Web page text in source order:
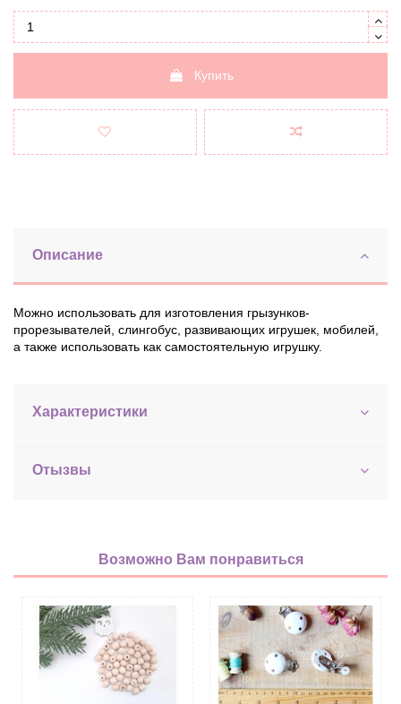
Купить
Описание
Можно использовать для изготовления грызунков-
прорезывателей, слингобус, развивающих игрушек, мобилей,
а также использовать как самостоятельную игрушку.
Характеристики
Отызвы
Возможно Вам понравиться